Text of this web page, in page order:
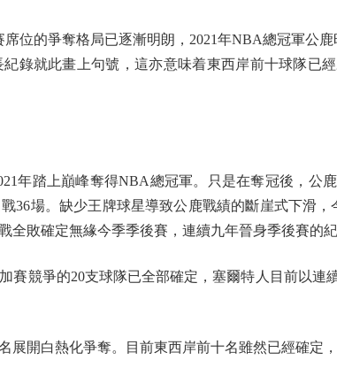
的爭奪格局已逐漸明朗，2021年NBA總冠軍公鹿
錄就此畫上句號，這亦意味着東西岸前十球隊已
踏上巔峰奪得NBA總冠軍。只是在奪冠後，公
36場。缺少王牌球星導致公鹿戰績的斷崖式下滑
全敗確定無緣今季季後賽，連續九年晉身季後賽的紀
競爭的20支球隊已全部確定，塞爾特人目前以連
開白熱化爭奪。目前東西岸前十名雖然已經確定，